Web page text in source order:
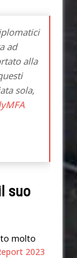
ad
alla
sola,
suo
molto
2023